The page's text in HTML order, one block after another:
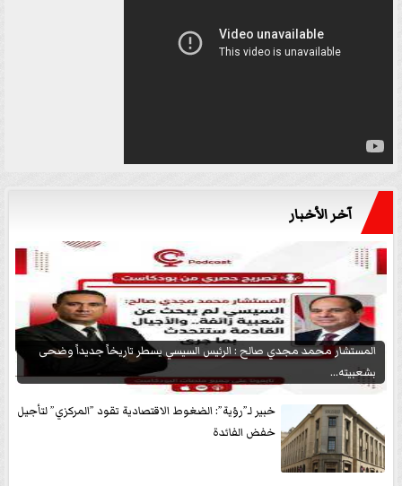
آخر الأخبار
المستشار محمد مجدي صالح : الرئيس السيسي يسطر تاريخاً جديداً وضحى
بشعبيته...
خبير لـ”رؤية”: الضغوط الاقتصادية تقود ”المركزي” لتأجيل
خفض الفائدة